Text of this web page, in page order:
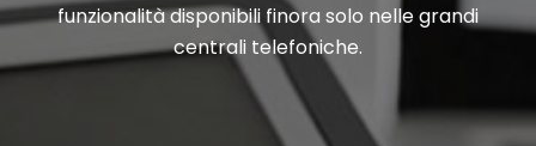
funzionalità disponibili finora solo nelle grandi
centrali telefoniche.